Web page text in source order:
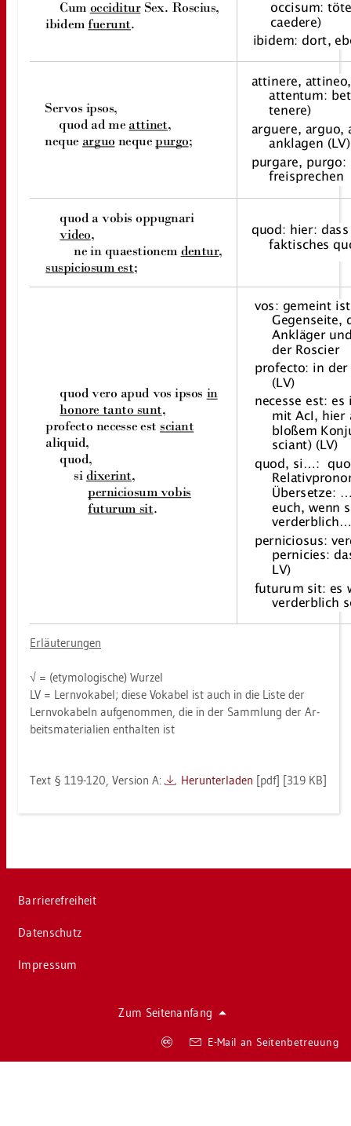
Er­läu­te­run­gen
√ = (ety­mo­lo­gi­sche) Wur­zel
LV = Lern­vo­ka­bel; diese Vo­ka­bel ist auch in die Liste der
Lern­vo­ka­beln auf­ge­nom­men, die in der Samm­lung der Ar­
beits­ma­te­ria­li­en ent­hal­ten ist
Text § 119-120, Ver­si­on A: Her­un­ter­la­den [pdf] [319 KB]
Bar­rie­re­frei­heit
Da­ten­schutz
Im­pres­sum
Zum Sei­ten­an­fang
E-Mail an Sei­ten­be­treu­ung
Co­